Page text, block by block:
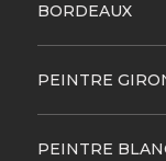
BORDEAUX
PEINTRE
PEINTRE